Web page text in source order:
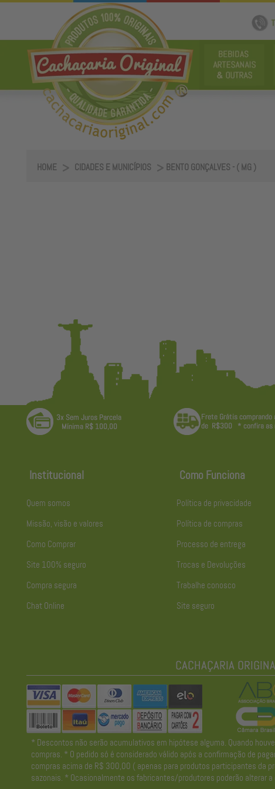
HOME CIDADES E MUNICÍPIOS BENTO GONÇALVES - ( MG )
Institucional
Quem somos
Missão, visão e valores
Como Comprar
Site 100% seguro
Compra segura
Chat Online
Como Funciona
Política de privacidade
Política de compras
Processo de entrega
Trocas e Devoluções
Trabalhe conosco
Site seguro
* Descontos não serão acumulativos em hipótese alguma. Quando
compras. * O pedido só é considerado válido após a confirmação de
compras acima de R$ 300,00 ( apenas para produtos participantes da
sazonais. * Ocasionalmente os fabricantes/produtores poderão alterar